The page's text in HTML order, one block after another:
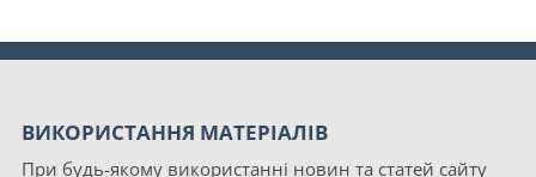
ВИКОРИСТАННЯ МАТЕРІАЛІВ
При будь-якому використанні новин та статей сайту